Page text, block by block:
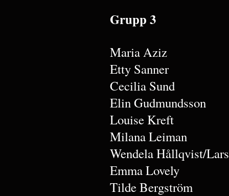
Grupp 3
Maria Aziz
Etty Sanner
Cecilia Sund
Elin Gudmundsson
Louise Kreft
Milana Leiman
Wendela Hållqvist/
Emma Lovely
Tilde Bergström